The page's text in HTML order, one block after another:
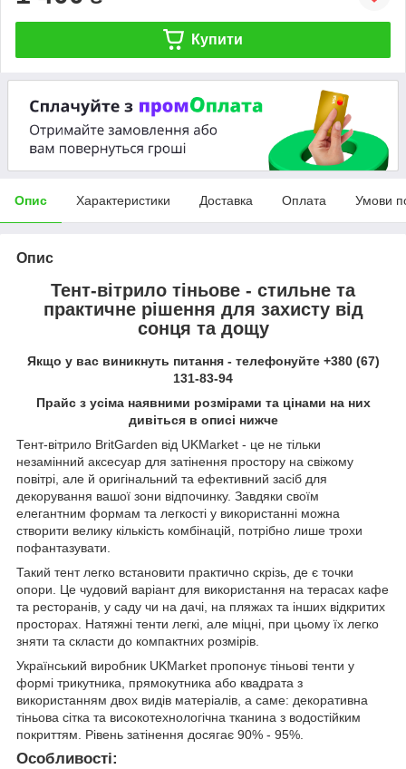
Купити
Опис Характеристики Доставка Оплата Умови
Опис
Тент-вітрило тіньове - стильне та
практичне рішення для захисту від
сонця та дощу
Якщо у вас виникнуть питання - телефонуйте +380 (67)
131-83-94
Прайс з усіма наявними розмірами та цінами на них
дивіться в описі нижче
Тент-вітрило BritGarden від UKMarket - це не тільки
незамінний аксесуар для затінення простору на свіжому
повітрі, але й оригінальний та ефективний засіб для
декорування вашої зони відпочинку. Завдяки своїм
елегантним формам та легкості у використанні можна
створити велику кількість комбінацій, потрібно лише трохи
пофантазувати.
Такий тент легко встановити практично скрізь, де є точки
опори. Це чудовий варіант для використання на терасах кафе
та ресторанів, у саду чи на дачі, на пляжах та інших відкритих
просторах. Натяжні тенти легкі, але міцні, при цьому їх легко
зняти та скласти до компактних розмірів.
Український виробник UKMarket пропонує тіньові тенти у
формі трикутника, прямокутника або квадрата з
використанням двох видів матеріалів, а саме: декоративна
тіньова сітка та високотехнологічна тканина з водостійким
покриттям. Рівень затінення досягає 90% - 95%.
Особливості: